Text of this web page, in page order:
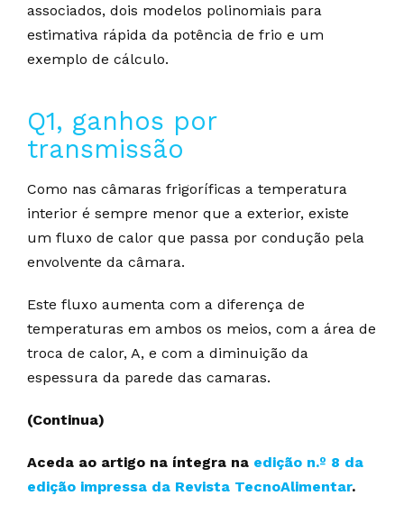
associados, dois modelos polinomiais para
estimativa rápida da potência de frio e um
exemplo de cálculo.
Q1, ganhos por
transmissão
Como nas câmaras frigoríficas a temperatura
interior é sempre menor que a exterior, existe
um fluxo de calor que passa por condução pela
envolvente da câmara.
Este fluxo aumenta com a diferença de
temperaturas em ambos os meios, com a área de
troca de calor, A, e com a diminuição da
espessura da parede das camaras.
(Continua)
Aceda ao artigo na íntegra na edição n.º 8 da
edição impressa da Revista TecnoAlimentar.